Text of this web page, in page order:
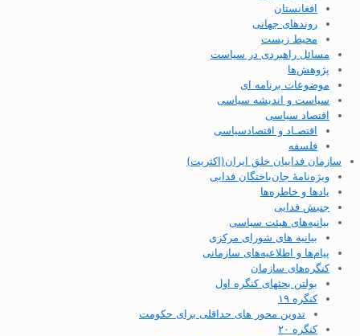
افغانستان
روندهای جهانی
محیط زیست
مسائل راهبردی در سیاست
پژوهش‌ها
موضوعات برنامه ای
سیاست و اندیشه سیاسی
اقتصاد سیاسی
اقتصـاد و اقتصاد‌سیاسی
فلسفه
سازمان فداییان خلق ایران(اکثریت)
ویژه‌نامهٔ جان‌باختگان فدایی
یادها و خاطره‌ها
جنبش فدایی
بیانیه‌های هیئت سیاسی
بیانیه های شورای مرکزی
پیام‌ها و اطلاعیه‌های سازمانی
کنگره‌های سازمان
بولتن بحثهای کنگره اول
کنگره ۱۹
تدوین محور های حداقلی برای حکومت
کنگره ۲۰